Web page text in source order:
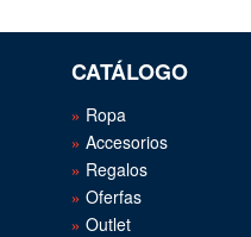
CATÁLOGO
Ropa
Accesorios
Regalos
Oferfas
Outlet